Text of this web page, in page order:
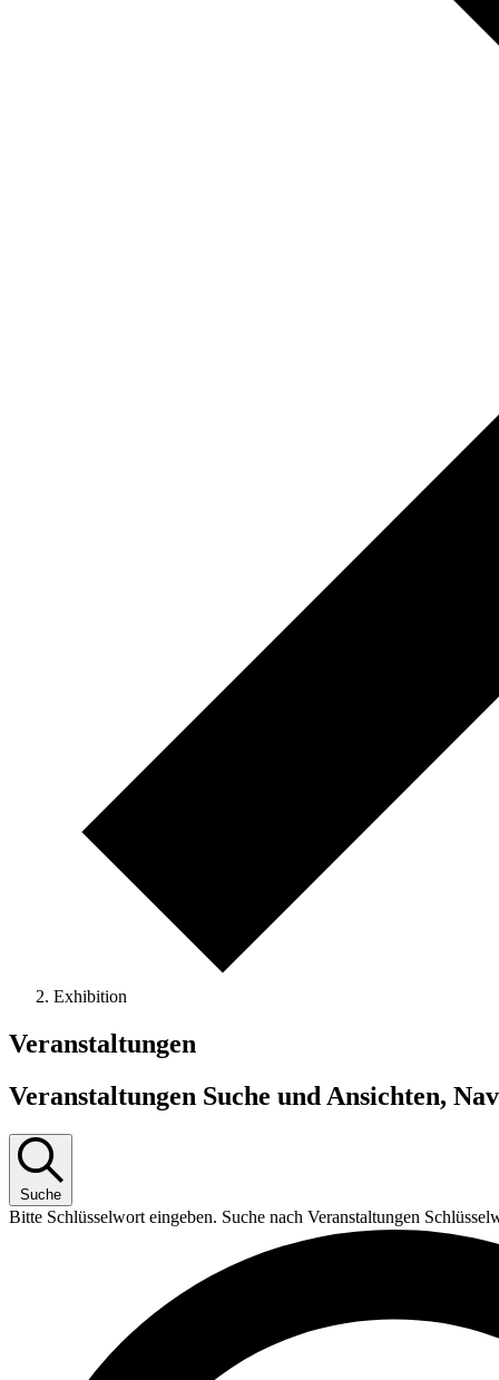
Exhibition
Veranstaltungen
Veranstaltungen Suche und Ansichten,
Suche
Bitte Schlüsselwort eingeben. Suche nach Veranstaltungen